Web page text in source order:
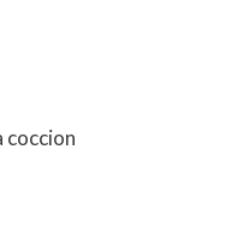
coccion